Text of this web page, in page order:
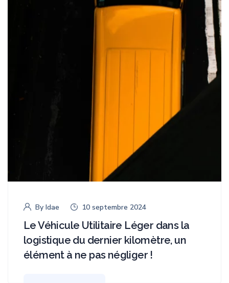
By Idae 10 septembre 2024
Le Véhicule Utilitaire Léger dans la
logistique du dernier kilomètre, un
élément à ne pas négliger !